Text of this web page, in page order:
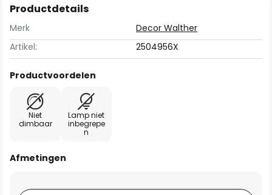
Productdetails
Merk
Decor Walther
Artikel:
2504956X
Productvoordelen
Niet
dimbaar
Lamp niet
inbegrepe
n
Afmetingen